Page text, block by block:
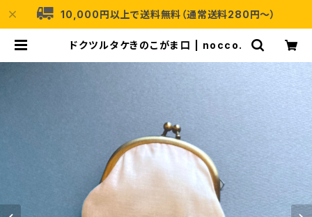
10,000円以上で送料無料（通常送料280円〜）
ドクツルタケきのこがま口 | nocco.